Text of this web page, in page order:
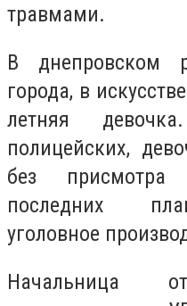
травмами.
В днепровском
города, в
летняя
полицейских,
без присмотра
последних
уголовное
Начальница